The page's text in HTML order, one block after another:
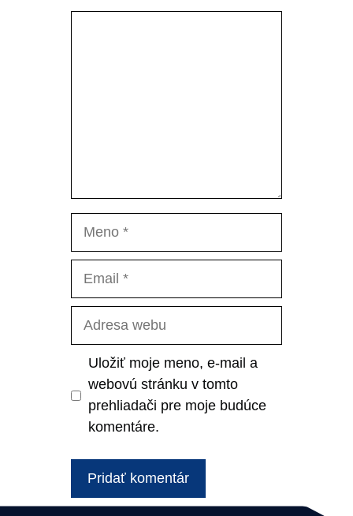
Adresa
Uložiť moje meno, e-mail a
webovú stránku v tomto
prehliadači pre moje budúce
komentáre.